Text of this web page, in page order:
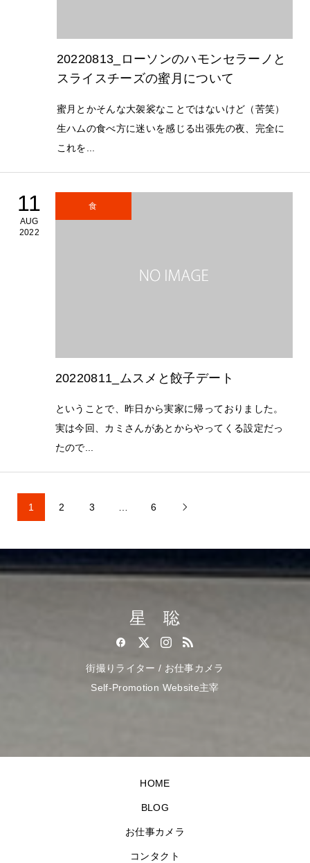
20220813_ローソンのハモンセラーノと
スライスチーズの蜜月について
蜜月とかそんな大袈裟なことではないけど（苦笑）
生ハムの食べ方に迷いを感じる出張先の夜、完全に
これを...
11
AUG
2022
食
20220811_ムスメと餃子デート
ということで、昨日から実家に帰っておりました。
実は今回、カミさんがあとからやってくる設定だっ
たので...
1 2 3 6 
星 聡
街撮りライター / お仕事カメラ
Self-Promotion Website主宰
HOME
BLOG
お仕事カメラ
コンタクト